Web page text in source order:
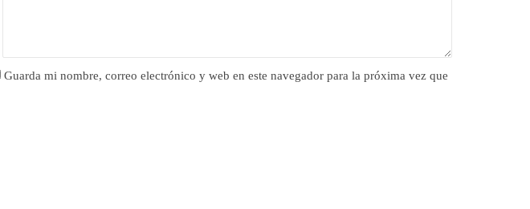
Guarda mi nombre, correo electrónico y web en este navegador para la próxima vez que